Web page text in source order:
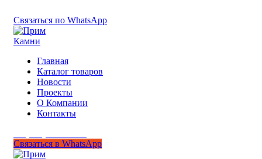
Связаться по WhatsApp
Главная
Каталог товаров
Новости
Проекты
О Компании
Контакты
Связаться в WhatsApp